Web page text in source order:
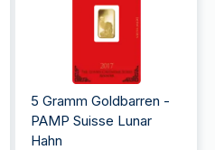
5 Gramm Goldbarren -
PAMP Suisse Lunar
Hahn